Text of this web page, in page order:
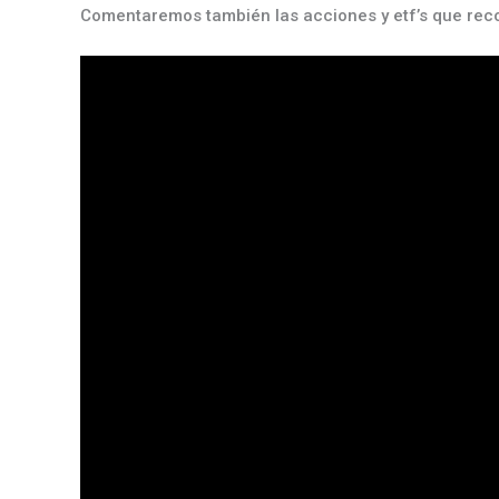
Comentaremos también las acciones y etf’s que